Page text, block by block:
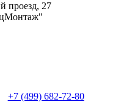
проезд, 27
+7 (499) 682-72-80